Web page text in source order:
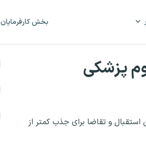
بخش کارفرمایان
دانشگاه علوم پزشکی کشور، میزان استقبال و تقاضا برای جذب کمتر از